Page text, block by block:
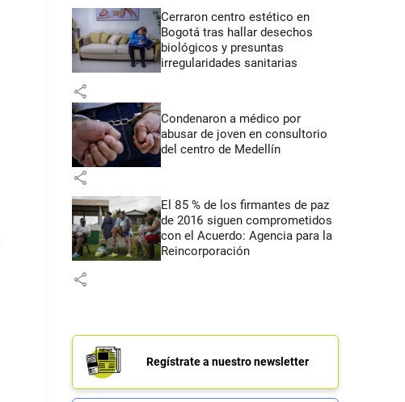
Cerraron centro estético en
Bogotá tras hallar desechos
biológicos y presuntas
irregularidades sanitarias
share
Condenaron a médico por
abusar de joven en consultorio
del centro de Medellín
share
El 85 % de los firmantes de paz
de 2016 siguen comprometidos
con el Acuerdo: Agencia para la
Reincorporación
share
Regístrate a nuestro newsletter